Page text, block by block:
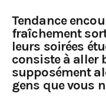
Mar 16, 2017 |Joyeux
anniversaire Lara
Mar 10, 2017 |TGIF –
God It’s Friday |
la Femme
Mar 06, 2017 |
Tendance
fraîchement
leurs soirées
consiste à aller
supposément
gens que vous